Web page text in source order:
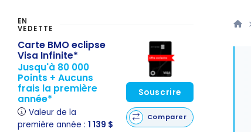
EN
VEDETTE
Carte BMO eclipse
Visa Infinite*
Jusqu'à 80 000
Points + Aucuns
frais la première
année*
Valeur de la
première année : 1 139 $
Souscrire
Comparer